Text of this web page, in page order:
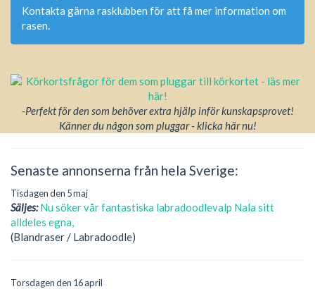
Kontakta gärna rasklubben för att få mer information om
rasen.
-Perfekt för den som behöver extra hjälp inför kunskapsprovet!
Känner du någon som pluggar - klicka här nu!
Senaste annonserna från hela Sverige:
Tisdagen den 5 maj
Säljes: Nu söker vår fantastiska labradoodlevalp Nala sitt
alldeles egna,
(Blandraser / Labradoodle)
Torsdagen den 16 april